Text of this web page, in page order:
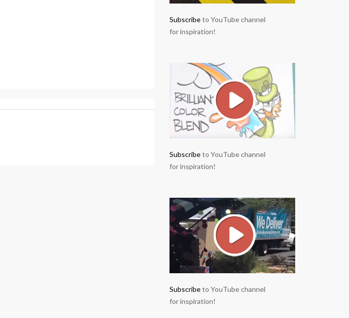
Subscribeto YouTube channel
for inspiration!
Subscribeto YouTube channel
for inspiration!
Subscribeto YouTube channel
for inspiration!